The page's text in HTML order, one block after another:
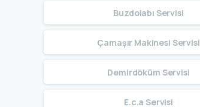
Buzdolabı Servisi
Çamaşır Makinesi Servisi
Demirdöküm Servisi
E.c.a Servisi